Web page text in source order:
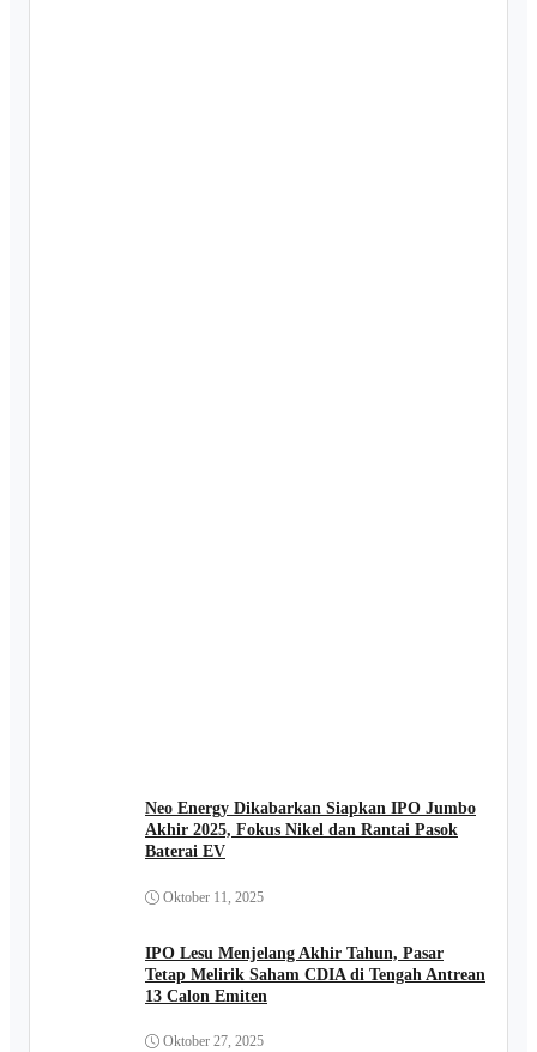
Neo Energy Dikabarkan Siapkan IPO Jumbo
Akhir 2025, Fokus Nikel dan Rantai Pasok
Baterai EV
Oktober 11, 2025
IPO Lesu Menjelang Akhir Tahun, Pasar
Tetap Melirik Saham CDIA di Tengah Antrean
13 Calon Emiten
Oktober 27, 2025